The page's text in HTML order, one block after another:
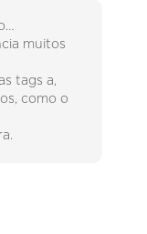
muitos
tags a,
como o